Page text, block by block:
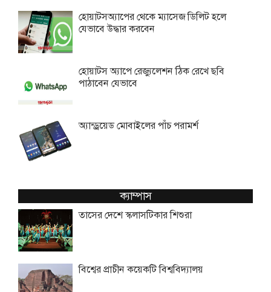
হোয়াটসঅ্যাপের থেকে ম্যাসেজ ডিলিট হলে
যেভাবে উদ্ধার করবেন
হোয়াটস অ্যাপে রেজ্যুলেশন ঠিক রেখে ছবি
পাঠাবেন যেভাবে
অ্যান্ড্রয়েড মোবাইলের পাঁচ পরামর্শ
ক্যাম্পাস
তাসের দেশে স্কলাসটিকার শিশুরা
বিশ্বের প্রাচীন কয়েকটি বিশ্ববিদ্যালয়